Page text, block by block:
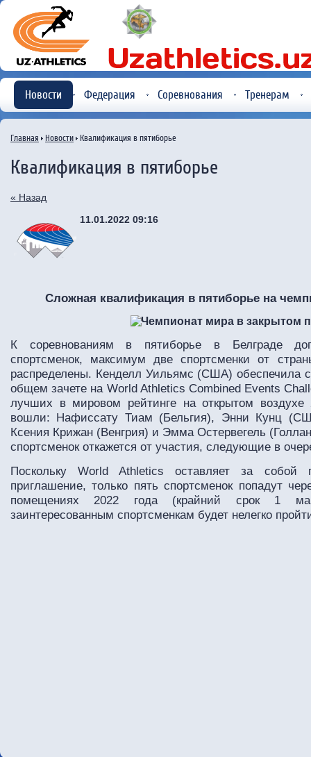
Новости Федерация Соревнования Тренерам
Главная Новости Квалификация в пятиборье
Квалификация в пятиборье
« Назад
11.01.2022 09:16
Сложная квалификация в пятиборье на
К соревнованиям в пятиборье в Белграде
спортсменок, максимум две спортсменки от
распределены. Кенделл Уильямс (США) обеспечила
общем зачете на World Athletics Combined Events
лучших в мировом рейтинге на открытом воздухе
вошли: Нафиссату Тиам (Бельгия), Энни Кунц
Ксения Крижан (Венгрия) и Эмма Остервегель
спортсменок откажется от участия, следующие в
Поскольку World Athletics оставляет за собой
приглашение, только пять спортсменок попадут
помещениях 2022 года (крайний срок 1
заинтересованным спортсменкам будет нелегко